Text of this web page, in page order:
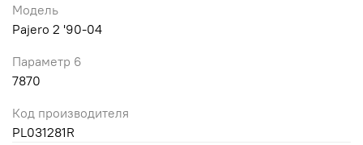
Модель
Pajero 2 '90-04
Параметр 6
7870
Код производителя
PL031281R